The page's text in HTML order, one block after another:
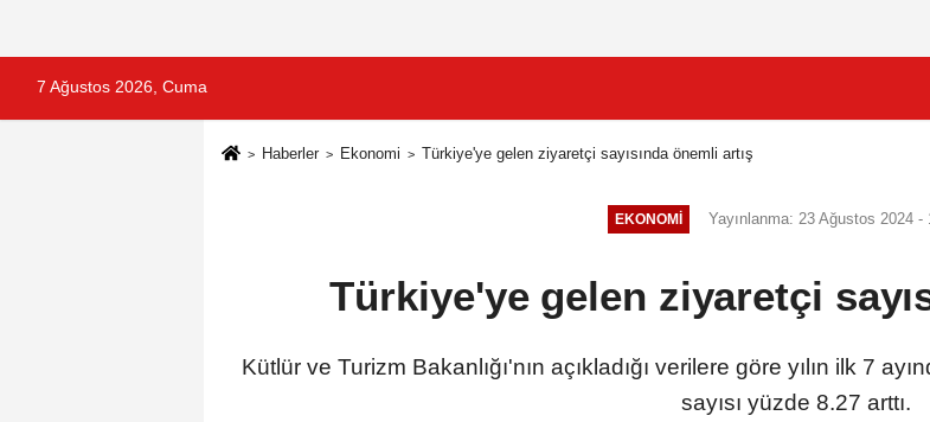
7 Ağustos 2026, Cuma
Haberler Ekonomi Türkiye'ye gelen ziyaretçi sayısında önemli artış
EKONOMI Yayınlanma: 23 Ağustos 2024 -
Türkiye'ye gelen ziyaretçi
Kütlür ve Turizm Bakanlığı'nın açıkladığı verilere göre yılın ilk 7
sayısı yüzde 8.27 arttı.